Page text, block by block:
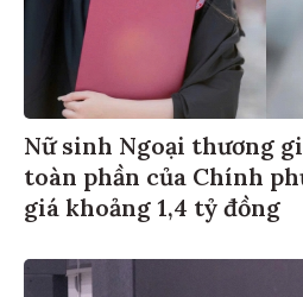
Nữ sinh Ngoại thương
toàn phần của Chính
giá khoảng 1,4 tỷ đồng